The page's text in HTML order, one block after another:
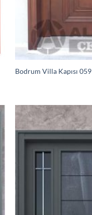
Bodrum Villa Kapısı 059